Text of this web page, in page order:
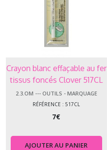
Crayon blanc effaçable au fer
tissus foncés Clover 517CL
2.3.OM --- OUTILS - MARQUAGE
RÉFÉRENCE : 517CL
7€
AJOUTER AU PANIER